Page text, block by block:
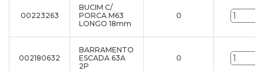
00223263
BUCIM C/
PORCA M63
LONGO 18mm
0
002180632
BARRAMENTO
ESCADA 63A
2P
0